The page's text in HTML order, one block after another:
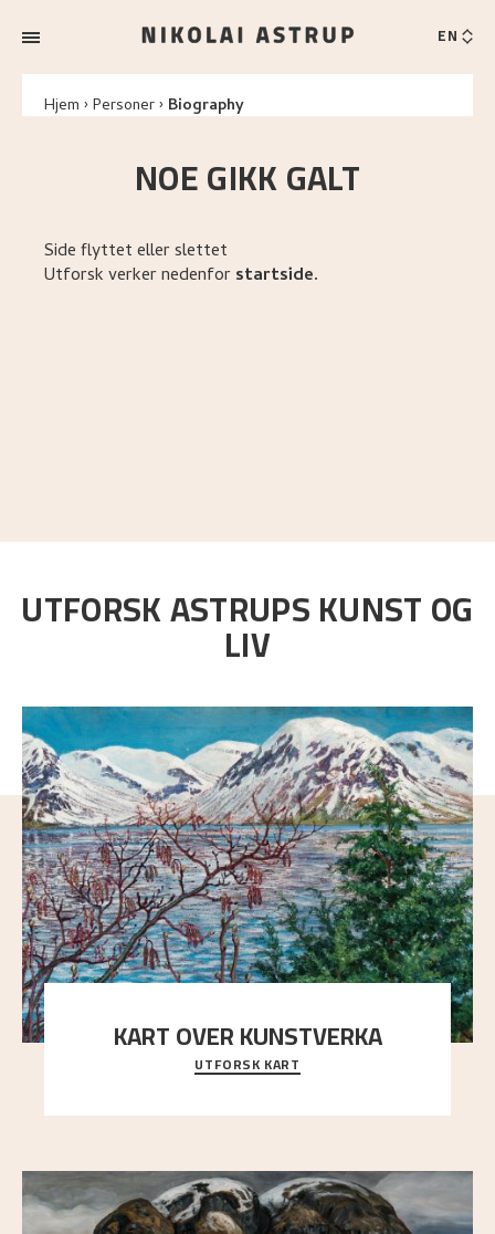
EN
Hjem Personer Biography
NOE GIKK GALT
Side flyttet eller slettet
Utforsk verker nedenforstartside.
UTFORSK ASTRUPS KUNST OG
LIV
KART OVER KUNSTVERKA
Utforsk stedene og utsiktene i Astrups malerier
UTFORSK KART